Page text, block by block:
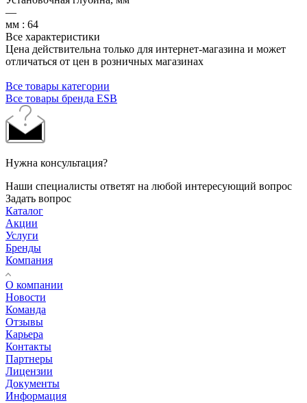
—
мм : 64
Все характеристики
Цена действительна только для интернет-магазина и может
отличаться от цен в розничных магазинах
Все товары категории
Все товары бренда ESB
Нужна консультация?
Наши специалисты ответят на любой интересующий вопрос
Задать вопрос
Каталог
Акции
Услуги
Бренды
Компания
О компании
Новости
Команда
Отзывы
Карьера
Контакты
Партнеры
Лицензии
Документы
Информация